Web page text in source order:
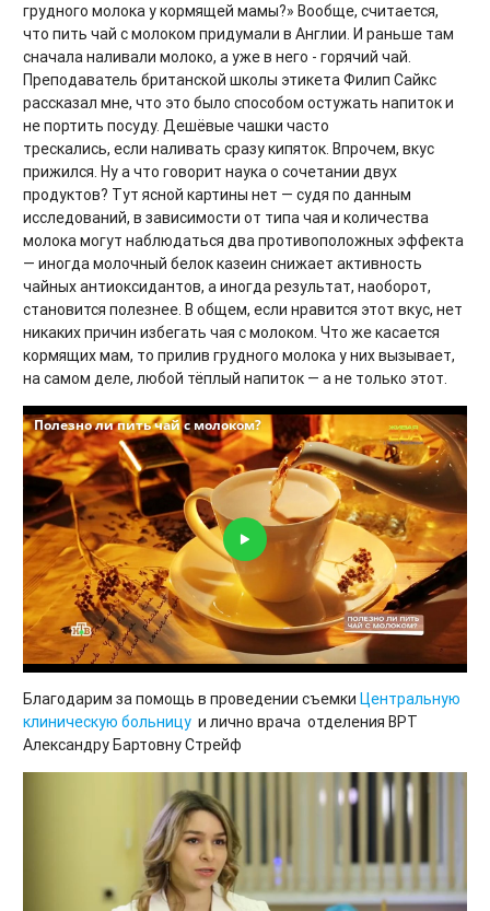
грудного молока у кормящей мамы?» Вообще, считается,
что пить чай с молоком придумали в Англии. И раньше там
сначала наливали молоко, а уже в него - горячий чай.
Преподаватель британской школы этикета Филип Сайкс
рассказал мне, что это было способом остужать напиток и
не портить посуду. Дешёвые чашки часто
трескались, если наливать сразу кипяток. Впрочем, вкус
прижился. Ну а что говорит наука о сочетании двух
продуктов? Тут ясной картины нет — судя по данным
исследований, в зависимости от типа чая и количества
молока могут наблюдаться два противоположных эффекта
— иногда молочный белок казеин снижает активность
чайных антиоксидантов, а иногда результат, наоборот,
становится полезнее. В общем, если нравится этот вкус, нет
никаких причин избегать чая с молоком. Что же касается
кормящих мам, то прилив грудного молока у них вызывает,
на самом деле, любой тёплый напиток — а не только этот.
Благодарим за помощь в проведении съемки Центральную
клиническую больницу и лично врача отделения ВРТ
Александру Бартовну Стрейф